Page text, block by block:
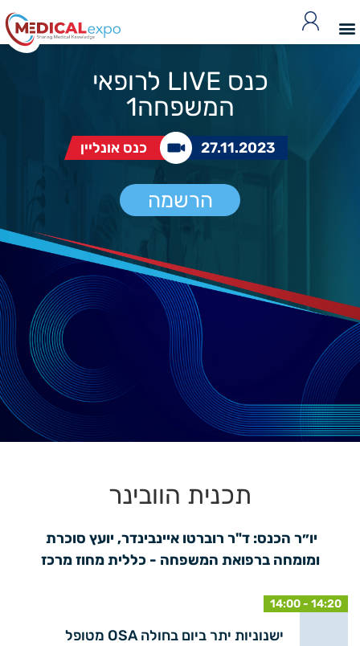
כנס LIVE לרופאי
המשפחה1
27.11.2023 כנס אונליין
הרשמה
תכנית הוובינר
ומומחה ברפואת המשפחה - כללית מחוז מרכז
14:00 - 14:20
ישנוניות יתר ביום בחולה OSA מטופל